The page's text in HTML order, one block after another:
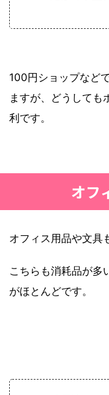
100円ショップなど
ますが、どうしても
利です。
オフ
オフィス用品や文具
こちらも消耗品が多
がほとんどです。